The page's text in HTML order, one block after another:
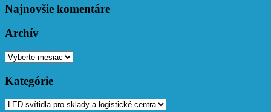
Najnovšie komentáre
Archív
Archív
Kategórie
Kategórie